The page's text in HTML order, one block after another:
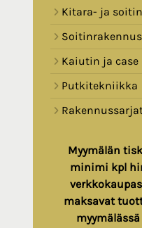
Kitara- ja
Soitinrakennus
Kaiutin ja case
Putkitekniikka
Myymälän
minimi kpl
maksavat